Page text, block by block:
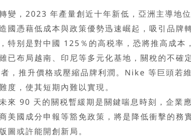
，2023 年產量創近十年新低，亞洲主導地
國憑藉低成本與政策優勢迅速崛起，吸引品牌
特别是對中國 125％的高税率，恐將推高成本
布局越南、印尼等多元化基地，關稅的不確
，推升價格或壓縮品牌利潤。Nike 等巨頭若
度，使其短期內難以實現。
90 天的關税暫緩期是關鍵喘息時刻，企業
美國成分申報等豁免政策，將是降低衝擊的務
圖或許能開創新局。